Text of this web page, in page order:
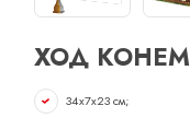
ХОД КОНЕМ
34х7х23 см;